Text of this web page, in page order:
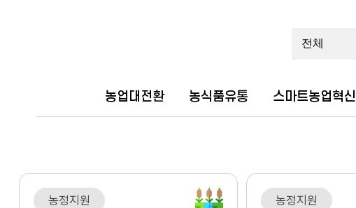
농업대전환 농식품유통 스마트농업혁신
농정지원 농정지원